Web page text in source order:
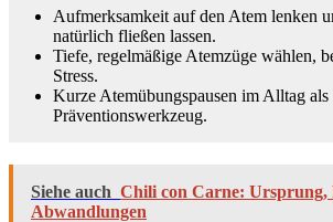
Aufmerksamkeit auf den Atem lenken
natürlich fließen lassen.
Tiefe, regelmäßige Atemzüge wählen,
Stress.
Kurze Atemübungspausen im Alltag als
Präventionswerkzeug.
Siehe auch Chili con Carne: Ursprung,
Abwandlungen